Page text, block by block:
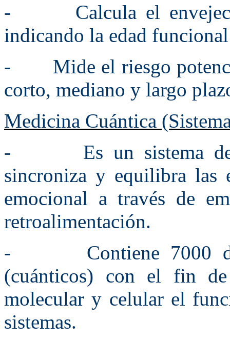
- Calcula el
indicando la edad
- Mide el riesgo
corto, mediano y largo
Medicina Cuántica
- Es un sistema de
sincroniza y equilibra las
emocional a través de
retroalimentación.
- Contiene 7000
(cuánticos) con el fin
molecular y celular el
sistemas.